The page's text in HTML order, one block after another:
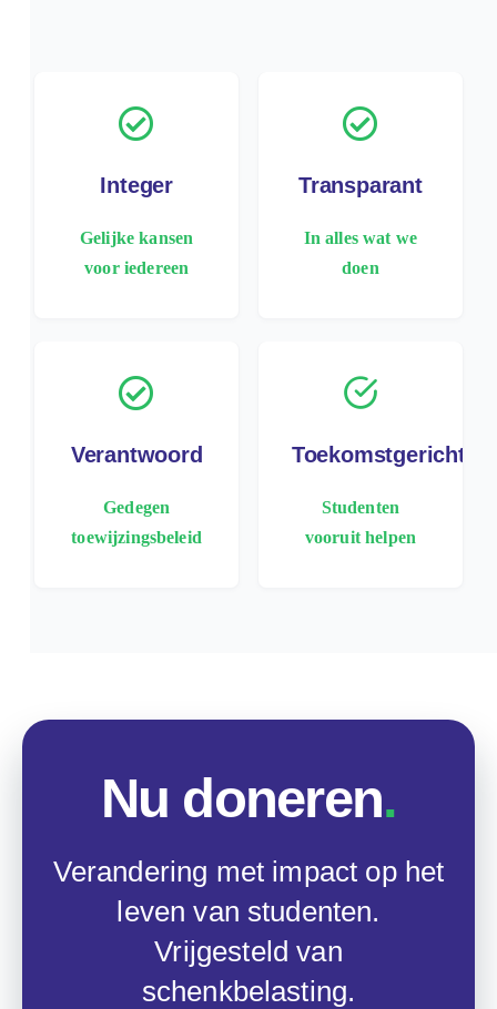
Integer
Gelijke kansen
voor iedereen
Transparant
In alles wat we
doen
Verantwoord
Gedegen
toewijzingsbeleid
Toekomstgericht
Studenten
vooruit helpen
Nu doneren.
Verandering met impact op het
leven van studenten.
Vrijgesteld van
schenkbelasting.